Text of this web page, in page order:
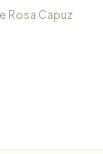
Rosa Capuz